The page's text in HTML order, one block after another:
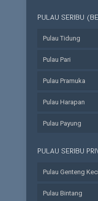
PULAU SERIBU
Pulau Tidung
Pulau Pari
Pulau Pramuka
Pulau Harapan
Pulau Payung
PULAU SERIBU
Pulau Genteng Kecil
Pulau Bintang